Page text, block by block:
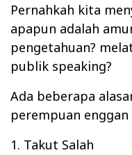
Pernahkah kita
apapun adalah
pengetahuan?
publik speaking?
Ada beberapa
perempuan
1. Takut Salah